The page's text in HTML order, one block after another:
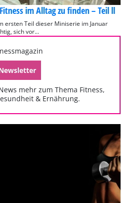
im Alltag zu finden – Teil ll
ersten Teil dieser Miniserie im Januar
sich vor...
mehr zum Thema Fitness,
& Ernährung.